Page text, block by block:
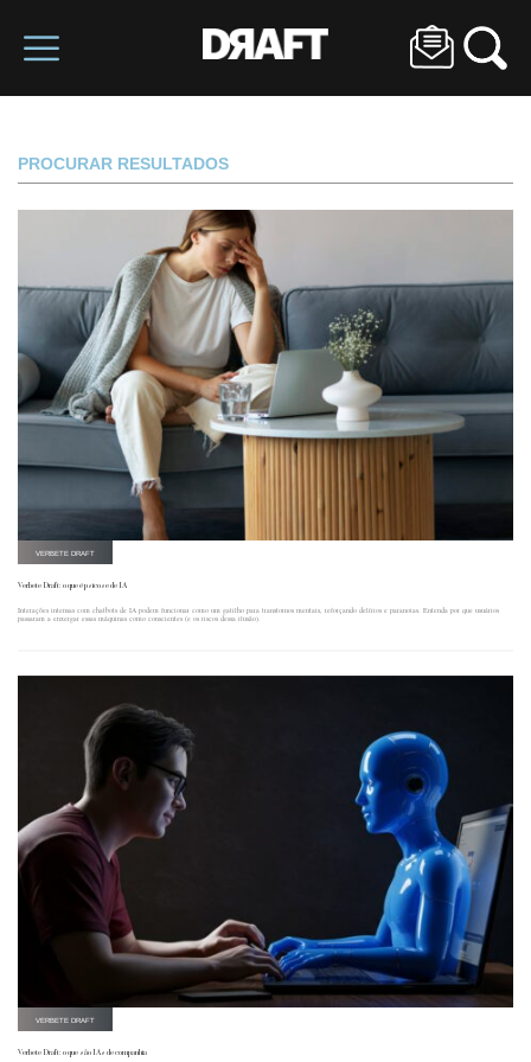
PROCURAR RESULTADOS
VERBETE DRAFT
Verbete Draft: o que é psicose de IA
Interações intensas com chatbots de IA podem funcionar como um gatilho para transtornos mentais, reforçando delírios e paranoias. Entenda por que usuários
passaram a enxergar essas máquinas como conscientes (e os riscos dessa ilusão).
VERBETE DRAFT
Verbete Draft: o que são IAs de companhia